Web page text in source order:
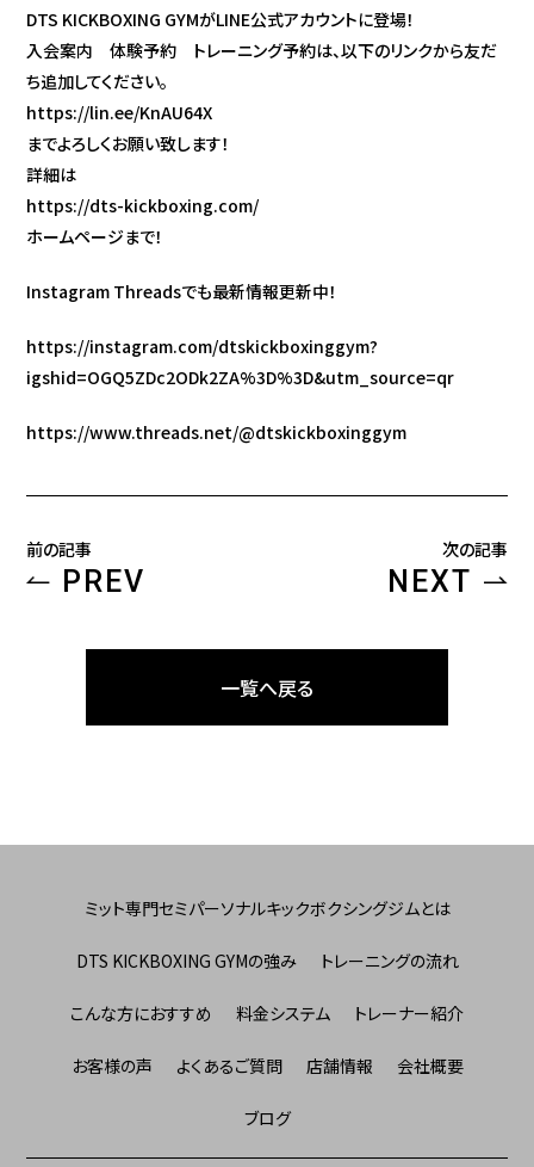
DTS KICKBOXING GYMがLINE公式アカウントに登場！
入会案内 体験予約 トレーニング予約は、以下のリンクから友だ
ち追加してください。
https://lin.ee/KnAU64X
までよろしくお願い致します！
詳細は
https://dts-kickboxing.com/
ホームページまで！
Instagram Threadsでも最新情報更新中！
https://instagram.com/dtskickboxinggym?
igshid=OGQ5ZDc2ODk2ZA%3D%3D&utm_source=qr
https://www.threads.net/@dtskickboxinggym
前の記事
PREV
次の記事
NEXT
一覧へ戻る
ミット専門セミパーソナルキックボクシングジムとは
DTS KICKBOXING GYMの強み トレーニングの流れ
こんな方におすすめ 料金システム トレーナー紹介
お客様の声 よくあるご質問 店舗情報 会社概要
ブログ